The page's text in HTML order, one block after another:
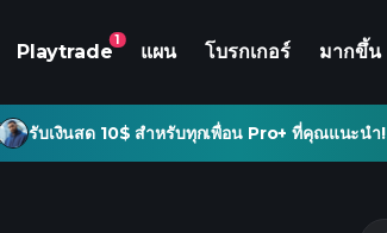
Playtrade
1
แผน โบรกเกอร์ มากขึ้น
รับเงินสด 10$ สำหรับทุกเพื่อน Pro+ ที่คุณแนะนำ!